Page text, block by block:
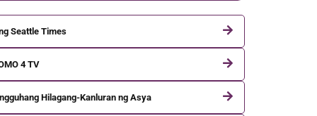
Seattle Times
4 TV
Hilagang-Kanluran ng Asya